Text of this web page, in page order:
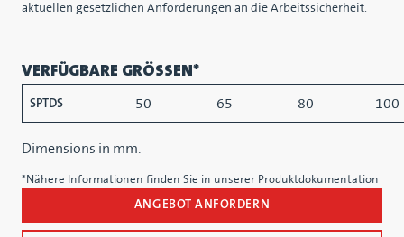
aktuellen gesetzlichen Anforderungen an die Arbeitssicherheit.
VERFÜGBARE GRÖSSEN*
SPTDS 50 65 80 100
Dimensions in mm.
*Nähere Informationen finden Sie in unserer Produktdokumentation
ANGEBOT ANFORDERN